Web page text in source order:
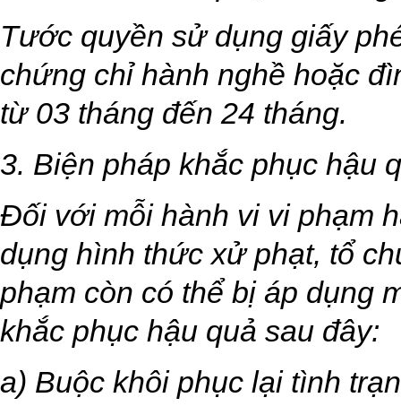
Tước quyền sử dụng giấy
chứng chỉ hành nghề hoặc
từ 03 tháng đến 24 tháng.
3. Biện pháp khắc phục hậu
Đối với mỗi hành vi vi phạm
dụng hình thức xử phạt, tổ
phạm còn có thể bị áp dụng
khắc phục hậu quả sau đây:
a) Buộc khôi phục lại tình